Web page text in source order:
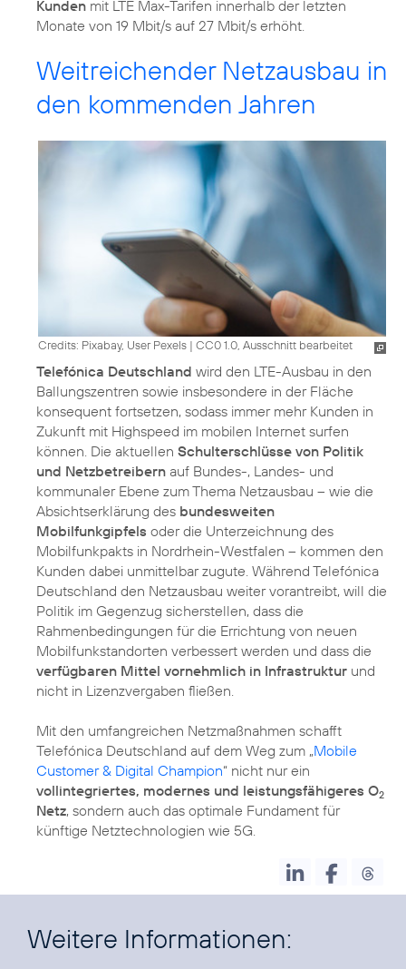
Kunden mit LTE Max-Tarifen innerhalb der letzten
Monate von 19 Mbit/s auf 27 Mbit/s erhöht.
Weitreichender Netzausbau in
den kommenden Jahren
Credits: Pixabay, User Pexels | CC0 1.0, Ausschnitt bearbeitet
Telefónica Deutschland wird den LTE-Ausbau in den
Ballungszentren sowie insbesondere in der Fläche
konsequent fortsetzen, sodass immer mehr Kunden in
Zukunft mit Highspeed im mobilen Internet surfen
können. Die aktuellen Schulterschlüsse von Politik
und Netzbetreibern auf Bundes-, Landes- und
kommunaler Ebene zum Thema Netzausbau – wie die
Absichtserklärung des bundesweiten
Mobilfunkgipfels oder die Unterzeichnung des
Mobilfunkpakts in Nordrhein-Westfalen – kommen den
Kunden dabei unmittelbar zugute. Während Telefónica
Deutschland den Netzausbau weiter vorantreibt, will die
Politik im Gegenzug sicherstellen, dass die
Rahmenbedingungen für die Errichtung von neuen
Mobilfunkstandorten verbessert werden und dass die
verfügbaren Mittel vornehmlich in Infrastruktur und
nicht in Lizenzvergaben fließen.
Mit den umfangreichen Netzmaßnahmen schafft
Telefónica Deutschland auf dem Weg zum „Mobile
Customer & Digital Champion“ nicht nur ein
vollintegriertes, modernes und leistungsfähigeres O2
Netz, sondern auch das optimale Fundament für
künftige Netztechnologien wie 5G.
Weitere Informationen: